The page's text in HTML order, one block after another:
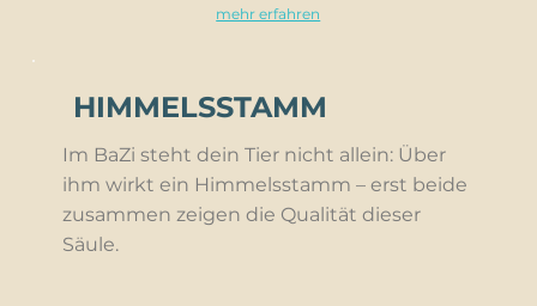
mehr erfahren
HIMMELSSTAMM
Im BaZi steht dein Tier nicht allein: Über
ihm wirkt ein Himmelsstamm – erst beide
zusammen zeigen die Qualität dieser
Säule.